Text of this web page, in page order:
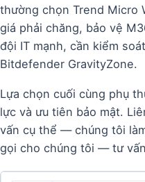
thường chọn Trend Micro
giá phải chăng, bảo vệ
đội IT mạnh, cần kiểm
Bitdefender GravityZone.
Lựa chọn cuối cùng phụ
lực và ưu tiên bảo mật.
vấn cụ thể — chúng tôi
gọi cho chúng tôi — tư